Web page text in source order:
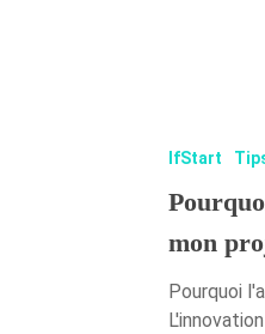
IfStart
mon
Pourquoi